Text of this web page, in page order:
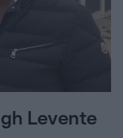
Levente